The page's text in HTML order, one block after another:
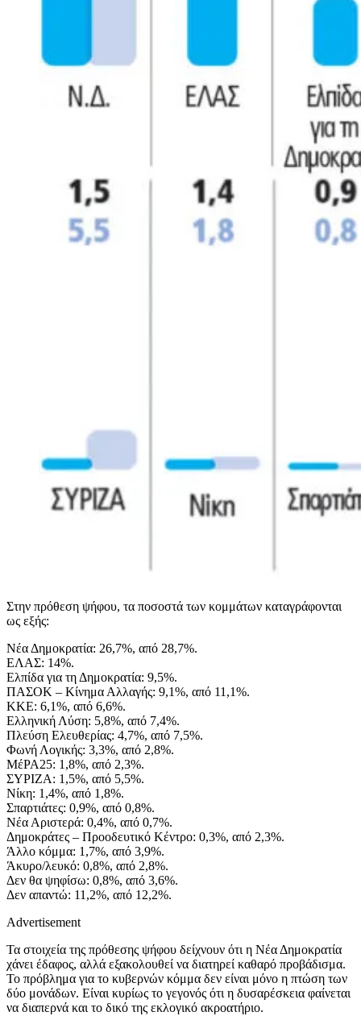
Στην πρόθεση ψήφου, τα ποσοστά των κομμάτων καταγράφονται
ως εξής:
Νέα Δημοκρατία: 26,7%, από 28,7%.
ΕΛΑΣ: 14%.
Ελπίδα για τη Δημοκρατία: 9,5%.
ΠΑΣΟΚ – Κίνημα Αλλαγής: 9,1%, από 11,1%.
ΚΚΕ: 6,1%, από 6,6%.
Ελληνική Λύση: 5,8%, από 7,4%.
Πλεύση Ελευθερίας: 4,7%, από 7,5%.
Φωνή Λογικής: 3,3%, από 2,8%.
ΜέΡΑ25: 1,8%, από 2,3%.
ΣΥΡΙΖΑ: 1,5%, από 5,5%.
Νίκη: 1,4%, από 1,8%.
Σπαρτιάτες: 0,9%, από 0,8%.
Νέα Αριστερά: 0,4%, από 0,7%.
Δημοκράτες – Προοδευτικό Κέντρο: 0,3%, από 2,3%.
Άλλο κόμμα: 1,7%, από 3,9%.
Άκυρο/λευκό: 0,8%, από 2,8%.
Δεν θα ψηφίσω: 0,8%, από 3,6%.
Δεν απαντώ: 11,2%, από 12,2%.
Advertisement
Τα στοιχεία της πρόθεσης ψήφου δείχνουν ότι η Νέα Δημοκρατία
χάνει έδαφος, αλλά εξακολουθεί να διατηρεί καθαρό προβάδισμα.
Το πρόβλημα για το κυβερνών κόμμα δεν είναι μόνο η πτώση των
δύο μονάδων. Είναι κυρίως το γεγονός ότι η δυσαρέσκεια φαίνεται
να διαπερνά και το δικό της εκλογικό ακροατήριο.